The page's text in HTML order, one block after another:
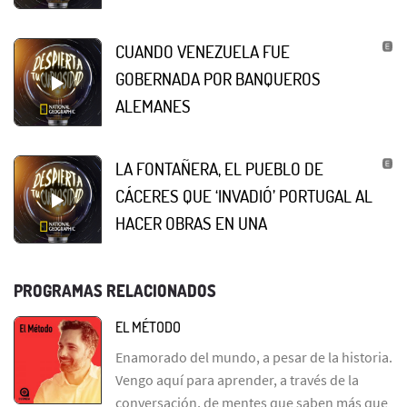
CUANDO VENEZUELA FUE
GOBERNADA POR BANQUEROS
ALEMANES
LA FONTAÑERA, EL PUEBLO DE
CÁCERES QUE ‘INVADIÓ’ PORTUGAL AL
HACER OBRAS EN UNA
PROGRAMAS RELACIONADOS
EL MÉTODO
Enamorado del mundo, a pesar de la historia.
Vengo aquí para aprender, a través de la
conversación, de mentes que saben más que